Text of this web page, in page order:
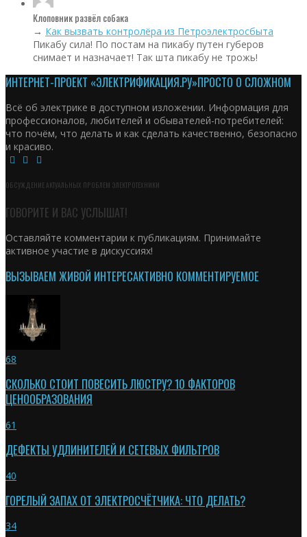
Клоповник развёл собака
→ Как вызвать контролёра из Петроэлектросбыта
Пикабу сила! По постам на пикабу путен губеров
снимает и назначает! Так шта пикабу не трожь!
ИНТЕРНЕТ-ПРОЕКТ «ЭЛЕКТРИФИКАЦИЯ.РУ»ПРОСТО О СЛОЖНОМ
Всё об электрике в доступном изложении. Информация для
профессионалов, любителей и обывателей-потребителей:
что почём, что делать и как сделать качественно, безопасно
и красиво.
ОБСУЖДЕНИЕ АКТУАЛЬНЫХ ПРОБЛЕМ ЭЛЕКТРОТЕХНИКИ
ГОВОРИТЕ И ВАС УСЛЫШАТ!
Оставляйте комментарии к публикациям. Принимайте
активное участие в дискуссиях!
ВЫЗЫВАЕМ ЖИВОЙ ИНТЕРЕСАКТИВНО КОММЕНТИРУЕМОЕ
68
СКОЛЬКО СТОИТ ПОВЕСИТЬ ЛЮСТРУ? 10 ФАКТОРОВ
ЦЕНООБРАЗОВАНИЯ
61
ДЕФЕКТЫ УДЛИНИТЕЛЕЙ И СЕТЕВЫХ ФИЛЬТРОВ
40
ГОРЕЛЫЙ ЗАПАХ ОТ ЭЛЕКТРОСЧЁТЧИКА: ЧТО ДЕЛАТЬ?
34